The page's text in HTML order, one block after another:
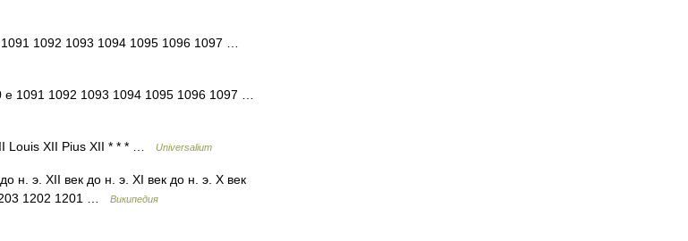
1091 1092 1093 1094 1095 1096 1097 …
е 1091 1092 1093 1094 1095 1096 1097 …
Louis XII Pius XII * * * … Universalium
н. э. XII век до н. э. XI век до н. э. X век
1202 1201 …
Википедия